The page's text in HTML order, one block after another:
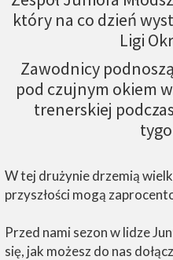
który na co dzień
Ligi
Zawodnicy
pod czujnym okiem
trenerskiej
W tej drużynie drzemią
przyszłości mogą
Przed nami sezon w lidze
się, jak możesz do nas